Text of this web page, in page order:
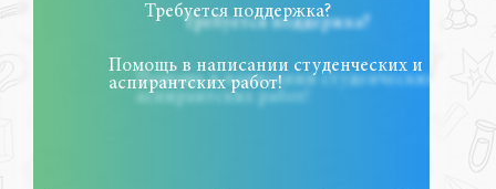
Требуется поддержка?
Помощь в написании студенческих и
аспирантских работ!